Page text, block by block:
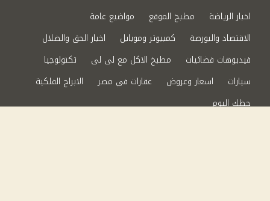
اخبار الرياضة
مطبخ الموقع
مواضيع عامة
الاقتصاد والبورصة
كمبيوتر وموبايل
اخبار الحق والضلال
فيديوهات فضائيات
مطبخ الاكل مع لى لى
تكنولوجيا
سيارات
اسعار وعروض عقارات في مصر
الابراج الفلكية
حظك اليوم